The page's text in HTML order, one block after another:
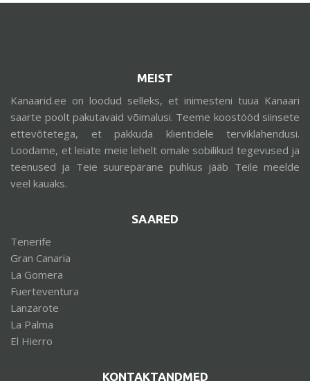
MEIST
Kanaarid.ee on loodud selleks, et inimesteni tuua Kanaari
saarte poolt pakutavaid võimalusi. Teeme koostööd siinsete
ettevõtetega, et pakkuda klientidele terviklahendusi.
Loodame, et leiate meie lehelt omale sobilikud tegevused ja
teenused ja Teie suurepärane puhkus jääb Teile meelde
veel kauaks.
SAARED
Tenerife
Gran Canaria
La Gomera
Fuerteventura
Lanzarote
La Palma
El Hierro
KONTAKTANDMED